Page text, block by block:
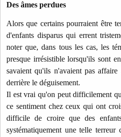
Des âmes perdues
Alors que certains pourraient être
d'enfants disparus qui errent
noter que, dans tous les cas, les
presque irrésistible lorsqu'ils sont
savaient qu'ils n'avaient pas
derrière le déguisement.
Il est vrai qu'on peut difficilement
ce sentiment chez ceux qui ont
difficile de croire que des
systématiquement une telle